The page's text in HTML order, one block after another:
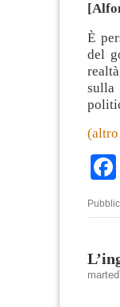
È
del